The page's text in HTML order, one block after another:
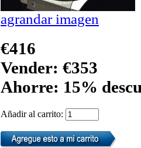
agrandar imagen
€416
Vender: €353
Ahorre: 15%
Añadir al carrito: